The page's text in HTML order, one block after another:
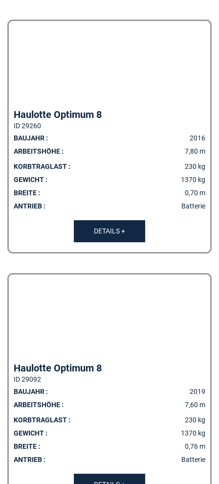
Haulotte Optimum 8
ID 29260
BAUJAHR :
2016
ARBEITSHÖHE :
7,80 m
KORBTRAGLAST :
230 kg
GEWICHT :
1370 kg
BREITE :
0,70 m
ANTRIEB :
Batterie
DETAILS +
Haulotte Optimum 8
ID 29092
BAUJAHR :
2019
ARBEITSHÖHE :
7,60 m
KORBTRAGLAST :
230 kg
GEWICHT :
1370 kg
BREITE :
0,76 m
ANTRIEB :
Batterie